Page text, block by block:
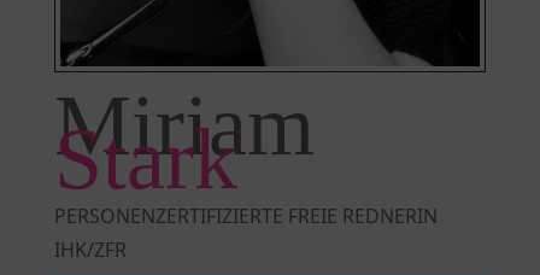
Miriam
Stark
PERSONENZERTIFIZIERTE FREIE REDNERIN
IHK/ZFR